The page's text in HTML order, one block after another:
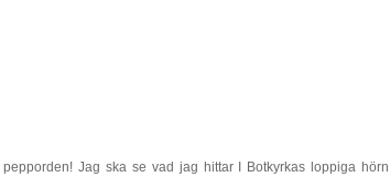
Jag ska se vad jag hittar I Botkyrkas loppiga hörn